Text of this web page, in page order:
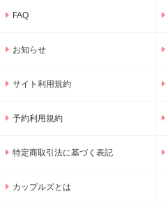
FAQ
お知らせ
サイト利用規約
予約利用規約
特定商取引法に基づく表記
カップルズとは